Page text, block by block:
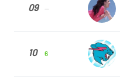
09 --
10 6